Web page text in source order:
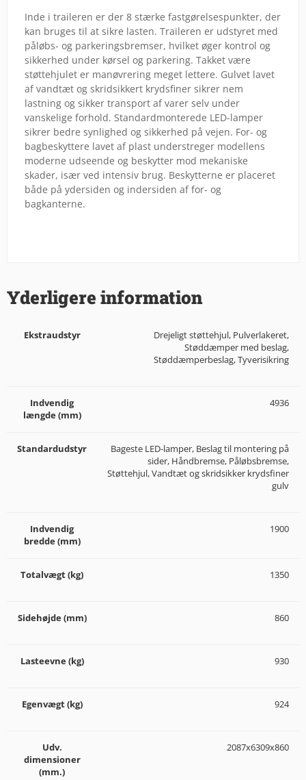
Inde i traileren er der 8 stærke fastgørelsespunkter, der
kan bruges til at sikre lasten. Traileren er udstyret med
påløbs- og parkeringsbremser, hvilket øger kontrol og
sikkerhed under kørsel og parkering. Takket være
støttehjulet er manøvrering meget lettere. Gulvet lavet
af vandtæt og skridsikkert krydsfiner sikrer nem
lastning og sikker transport af varer selv under
vanskelige forhold. Standardmonterede LED-lamper
sikrer bedre synlighed og sikkerhed på vejen. For- og
bagbeskyttere lavet af plast understreger modellens
moderne udseende og beskytter mod mekaniske
skader, især ved intensiv brug. Beskytterne er placeret
både på ydersiden og indersiden af for- og
bagkanterne.
Yderligere information
Ekstraudstyr
Drejeligt støttehjul, Pulverlakeret,
Støddæmper med beslag,
Støddæmperbeslag, Tyverisikring
Indvendig
længde (mm)
4936
Standardudstyr
Bageste LED-lamper, Beslag til montering på
sider, Håndbremse, Påløbsbremse,
Støttehjul, Vandtæt og skridsikker krydsfiner
gulv
Indvendig
bredde (mm)
1900
Totalvægt (kg) 1350
Sidehøjde (mm) 860
Lasteevne (kg) 930
Egenvægt (kg) 924
Udv.
dimensioner
(mm.)
2087x6309x860